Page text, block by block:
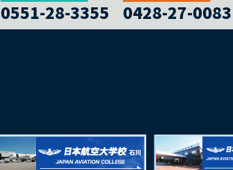
0551-28-3355 0428-27-0083